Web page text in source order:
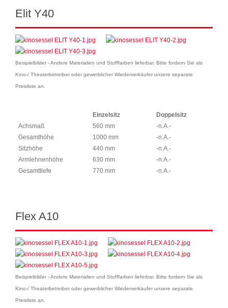
Elit Y40
Beispielbilder - Andere Materialien und Stofffarben lieferbar. Bitte fordern Sie als
Kino-/ Theaterbetreiber oder gewerblicher Wiederverkäufer unsere separate
Preisliste an.
Einzelsitz
Doppelsitz
Achsmaß
560 mm
-n.A.-
Gesamthöhe
1000 mm
-n.A.-
Sitzhöhe
440 mm
-n.A.-
Armlehnenhöhe
630 mm
-n.A.-
Gesamttiefe
770 mm -n.A.-
Flex A10
Beispielbilder - Andere Materialien und Stofffarben lieferbar. Bitte fordern Sie als
Kino-/ Theaterbetreiber oder gewerblicher Wiederverkäufer unsere separate
Preisliste an.